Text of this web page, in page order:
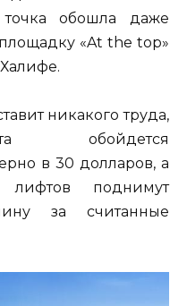
обошла даже
«At the top»
никакого труда,
обойдется
в 30 долларов, а
лифтов поднимут
за считанные